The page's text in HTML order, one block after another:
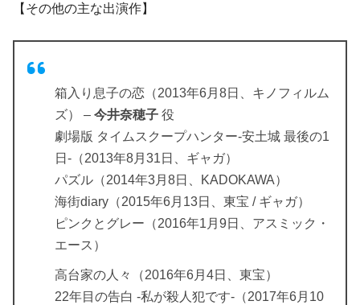
【その他の主な出演作】
箱入り息子の恋 （2013年6月8日、 キノフィルム
ズ） – 今井奈穂子 役
劇場版 タイムスクープハンター-安土城 最後の1
日-（2013年8月31日、ギャガ）
パズル（2014年3月8日、KADOKAWA）
海街diary（2015年6月13日、東宝 / ギャガ）
ピンクとグレー（2016年1月9日、アスミック・
エース）
高台家の人々（2016年6月4日、東宝）
22年目の告白 -私が殺人犯です-（2017年6月10